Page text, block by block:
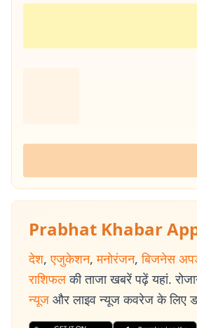
Prabhat Khabar
देश, एजुकेशन, मनोरंजन, बिजनेस
राशिफल की ताजा खबरें पढ़ें यहां.
न्यूज और लाइव न्यूज कवरेज के लिए